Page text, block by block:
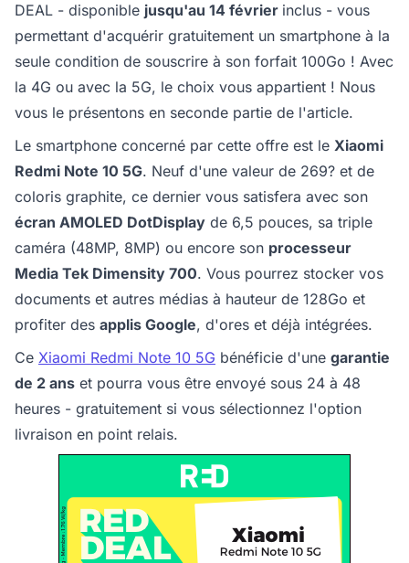
DEAL - disponible jusqu'au 14 février inclus - vous
permettant d'acquérir gratuitement un smartphone à la
seule condition de souscrire à son forfait 100Go ! Avec
la 4G ou avec la 5G, le choix vous appartient ! Nous
vous le présentons en seconde partie de l'article.
Le smartphone concerné par cette offre est le Xiaomi
Redmi Note 10 5G. Neuf d'une valeur de 269? et de
coloris graphite, ce dernier vous satisfera avec son
écran AMOLED DotDisplay de 6,5 pouces, sa triple
caméra (48MP, 8MP) ou encore son processeur
Media Tek Dimensity 700. Vous pourrez stocker vos
documents et autres médias à hauteur de 128Go et
profiter des applis Google, d'ores et déjà intégrées.
Ce Xiaomi Redmi Note 10 5G bénéficie d'une garantie
de 2 ans et pourra vous être envoyé sous 24 à 48
heures - gratuitement si vous sélectionnez l'option
livraison en point relais.